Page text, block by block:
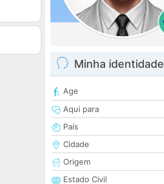
Minha identidade
Age
Aqui para
País
Cidade
Origem
Estado Civil